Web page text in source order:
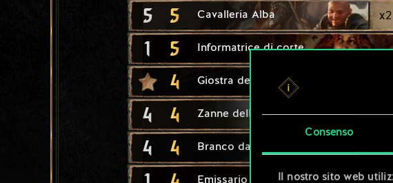
Consenso
Il nostro sito web
5 5 Cavalleria Alba x2
1 5 Informatrice di corte
4 Giostra del torneo
4 4 Zanne dell'Impero x2
4 4 Branco da caccia
Emissario